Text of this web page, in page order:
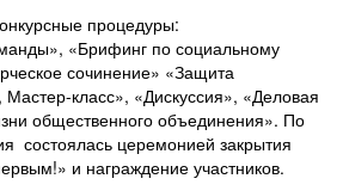
процедуры:
«Брифинг по социальному
сочинение» «Защита
Мастер-класс», «Дискуссия», «Деловая
общественного объединения». По
состоялась церемонией закрытия
и награждение участников.